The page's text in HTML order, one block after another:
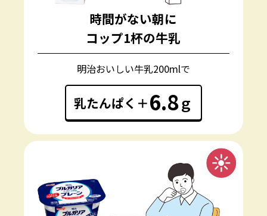
時間がない朝に
コップ1杯の牛乳
明治おいしい牛乳200mlで
乳たんぱく＋6.8ｇ